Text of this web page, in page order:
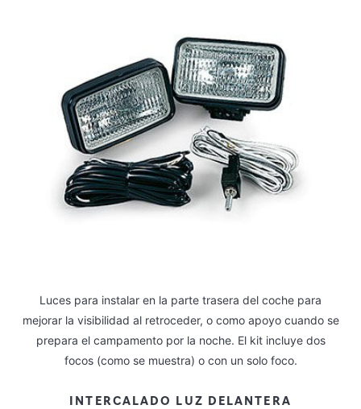
Luces para instalar en la parte trasera del coche para
mejorar la visibilidad al retroceder, o como apoyo cuando se
prepara el campamento por la noche. El kit incluye dos
focos (como se muestra) o con un solo foco.
INTERCALADO LUZ DELANTERA